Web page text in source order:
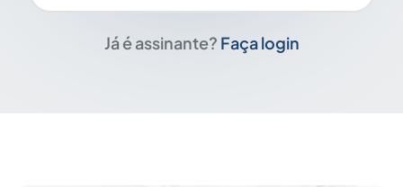
Já é assinante? Faça login